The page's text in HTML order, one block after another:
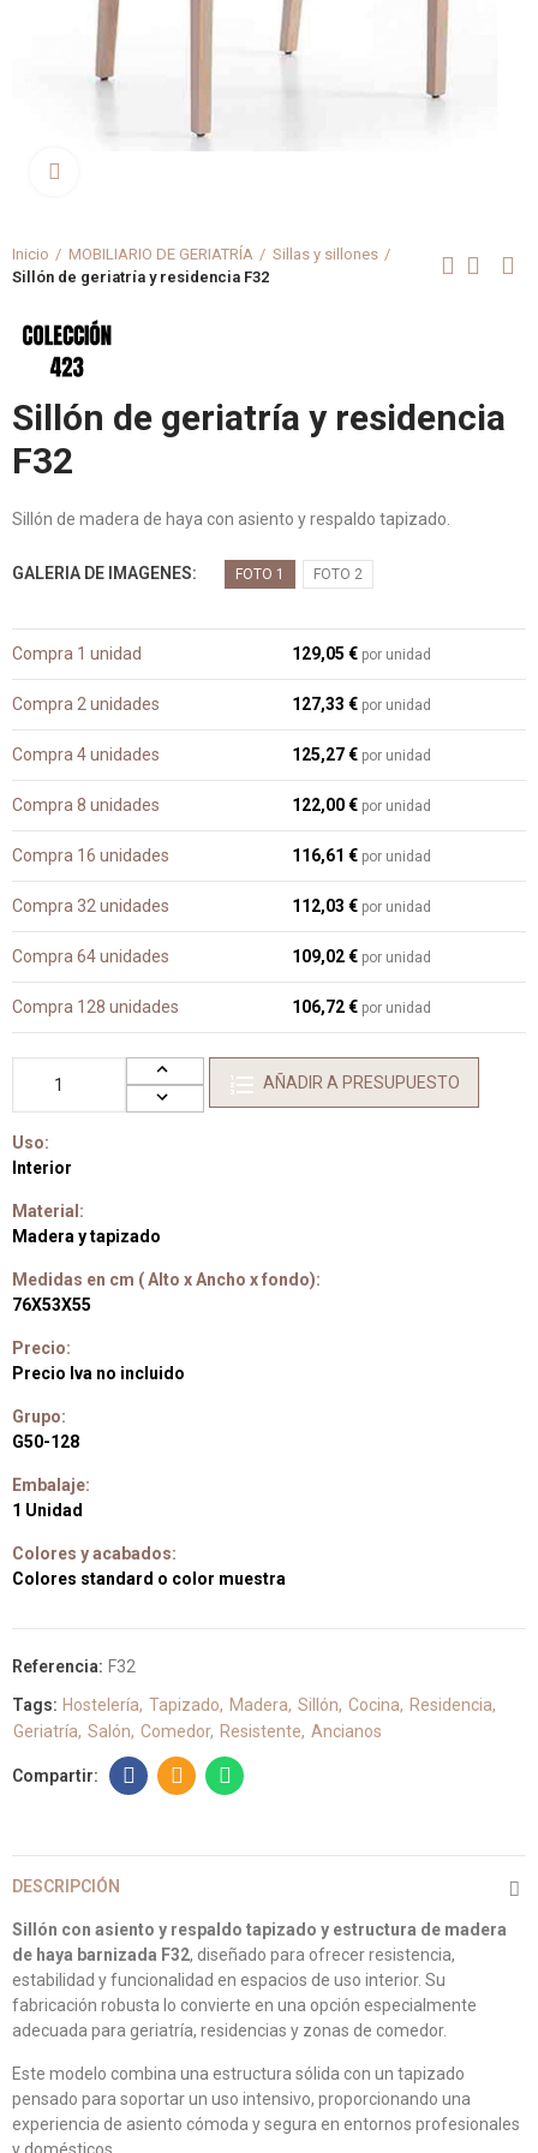
Inicio MOBILIARIO DE GERIATRÍA
Sillas y sillones
Sillón de geriatría y residencia F32
Sillón de geriatría y residencia
F32
Sillón de madera de haya con asiento y respaldo tapizado.
GALERIA DE IMAGENES FOTO 1 FOTO 2
Compra 1 unidad 129,05 € por unidad
Compra 2 unidades 127,33 € por unidad
Compra 4 unidades 125,27 € por unidad
Compra 8 unidades 122,00 € por unidad
Compra 16 unidades 116,61 € por unidad
Compra 32 unidades 112,03 € por unidad
Compra 64 unidades 109,02 € por unidad
Compra 128 unidades 106,72 € por unidad
AÑADIR A PRESUPUESTO
Uso:
Interior
Material:
Madera y tapizado
Medidas en cm ( Alto x Ancho x fondo):
76X53X55
Precio:
Precio Iva no incluido
Grupo:
G50-128
Embalaje:
1 Unidad
Colores y acabados:
Colores standard o color muestra
Referencia: F32
Tags: Hostelería Tapizado Madera Sillón Cocina
Residencia
Geriatría Salón Comedor Resistente Ancianos
DESCRIPCIÓN
Sillón con asiento y respaldo tapizado y estructura de madera
de haya barnizada F32, diseñado para ofrecer resistencia,
estabilidad y funcionalidad en espacios de uso interior. Su
fabricación robusta lo convierte en una opción especialmente
adecuada para geriatría, residencias y zonas de comedor.
Este modelo combina una estructura sólida con un tapizado
pensado para soportar un uso intensivo, proporcionando una
experiencia de asiento cómoda y segura en entornos profesionales